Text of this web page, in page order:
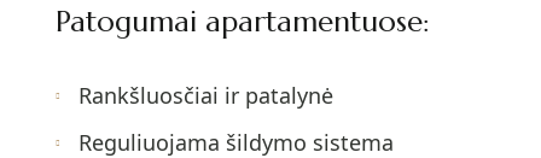
Patogumai apartamentuose:
Rankšluosčiai ir patalynė
Reguliuojama šildymo sistema